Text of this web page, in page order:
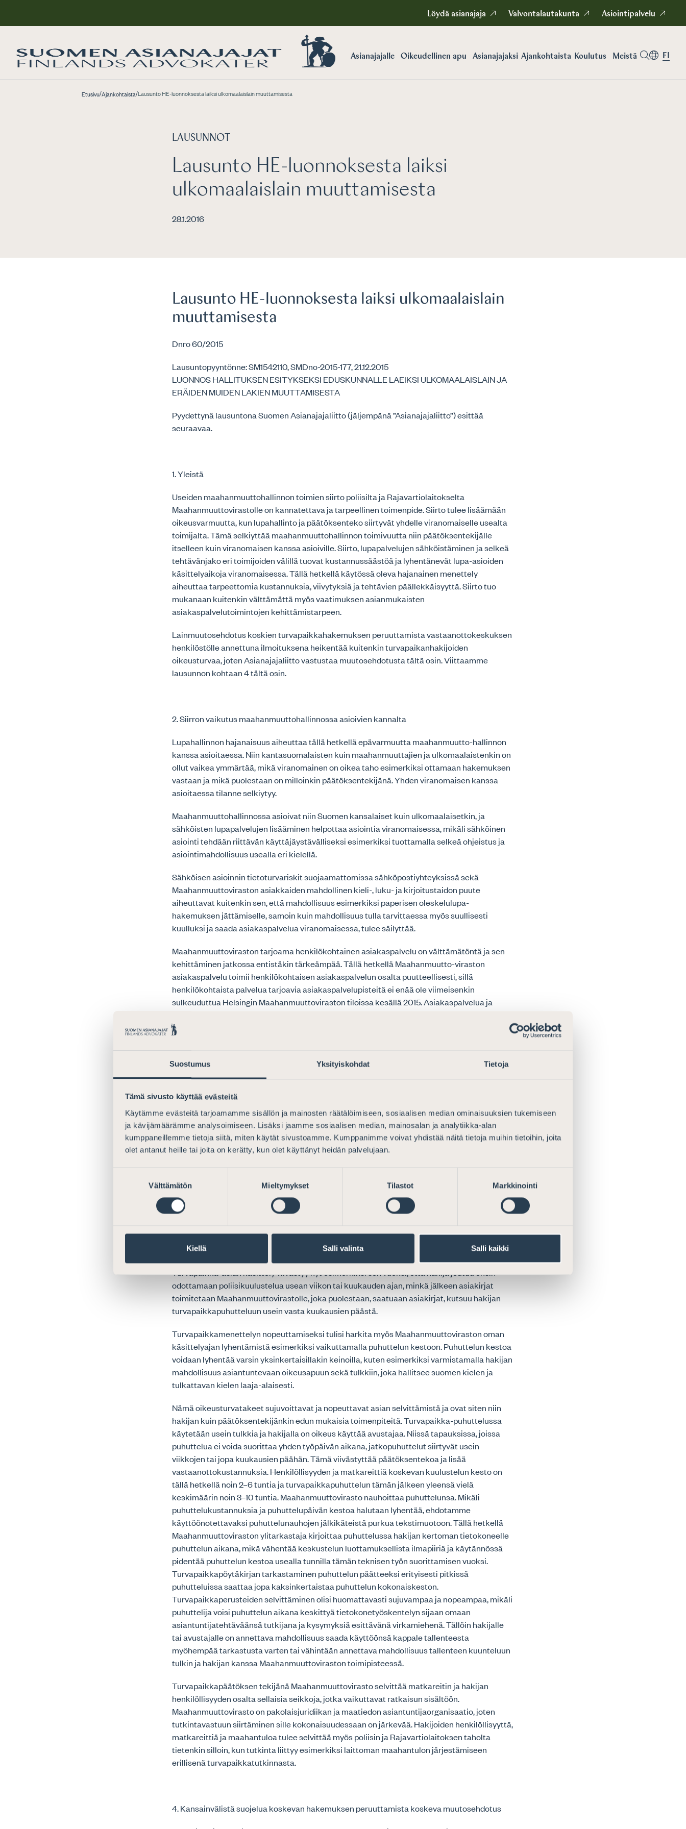
Suostumus Yksityiskohdat Tietoja
Tämä sivusto käyttää evästeitä
Käytämme evästeitä tarjoamamme sisällön ja mainosten räätälöimiseen, sosiaalisen median ominaisuuksien tukemiseen
ja kävijämäärämme analysoimiseen. Lisäksi jaamme sosiaalisen median, mainosalan ja analytiikka-alan
kumppaneillemme tietoja siitä, miten käytät sivustoamme. Kumppanimme voivat yhdistää näitä tietoja muihin tietoihin, joita
olet antanut heille tai joita on kerätty, kun olet käyttänyt heidän palvelujaan.
Välttämätön Mieltymykset Tilastot Markkinointi
Kiellä Salli valinta Salli kaikki
Löydä asianajaja Valvontalautakunta Asiointipalvelu
Asianajajalle Oikeudellinen apu Asianajajaksi Ajankohtaista Koulutus Meistä FI
Etusivu/Ajankohtaista/Lausunto HE-luonnoksesta laiksi ulkomaalaislain muuttamisesta
LAUSUNNOT
Lausunto HE-luonnoksesta laiksi
ulkomaalaislain muuttamisesta
28.1.2016
Lausunto HE-luonnoksesta laiksi ulkomaalaislain
muuttamisesta
Dnro 60/2015
Lausuntopyyntönne: SM1542110, SMDno-2015-177, 21.12.2015
LUONNOS HALLITUKSEN ESITYKSEKSI EDUSKUNNALLE LAEIKSI ULKOMAALAISLAIN JA
ERÄIDEN MUIDEN LAKIEN MUUTTAMISESTA
Pyydettynä lausuntona Suomen Asianajajaliitto (jäljempänä ”Asianajajaliitto”) esittää
seuraavaa.
1. Yleistä
Useiden maahanmuuttohallinnon toimien siirto poliisilta ja Rajavartiolaitokselta
Maahanmuuttovirastolle on kannatettava ja tarpeellinen toimenpide. Siirto tulee lisäämään
oikeusvarmuutta, kun lupahallinto ja päätöksenteko siirtyvät yhdelle viranomaiselle usealta
toimijalta. Tämä selkiyttää maahanmuuttohallinnon toimivuutta niin päätöksentekijälle
itselleen kuin viranomaisen kanssa asioiville. Siirto, lupapalvelujen sähköistäminen ja selkeä
tehtävänjako eri toimijoiden välillä tuovat kustannussäästöä ja lyhentänevät lupa-asioiden
käsittelyaikoja viranomaisessa. Tällä hetkellä käytössä oleva hajanainen menettely
aiheuttaa tarpeettomia kustannuksia, viivytyksiä ja tehtävien päällekkäisyyttä. Siirto tuo
mukanaan kuitenkin välttämättä myös vaatimuksen asianmukaisten
asiakaspalvelutoimintojen kehittämistarpeen.
Lainmuutosehdotus koskien turvapaikkahakemuksen peruuttamista vastaanottokeskuksen
henkilöstölle annettuna ilmoituksena heikentää kuitenkin turvapaikanhakijoiden
oikeusturvaa, joten Asianajajaliitto vastustaa muutosehdotusta tältä osin. Viittaamme
lausunnon kohtaan 4 tältä osin.
2. Siirron vaikutus maahanmuuttohallinnossa asioivien kannalta
Lupahallinnon hajanaisuus aiheuttaa tällä hetkellä epävarmuutta maahanmuutto-hallinnon
kanssa asioitaessa. Niin kantasuomalaisten kuin maahanmuuttajien ja ulkomaalaistenkin on
ollut vaikea ymmärtää, mikä viranomainen on oikea taho esimerkiksi ottamaan hakemuksen
vastaan ja mikä puolestaan on milloinkin päätöksentekijänä. Yhden viranomaisen kanssa
asioitaessa tilanne selkiytyy.
Maahanmuuttohallinnossa asioivat niin Suomen kansalaiset kuin ulkomaalaisetkin, ja
sähköisten lupapalvelujen lisääminen helpottaa asiointia viranomaisessa, mikäli sähköinen
asiointi tehdään riittävän käyttäjäystävälliseksi esimerkiksi tuottamalla selkeä ohjeistus ja
asiointimahdollisuus usealla eri kielellä.
Sähköisen asioinnin tietoturvariskit suojaamattomissa sähköpostiyhteyksissä sekä
Maahanmuuttoviraston asiakkaiden mahdollinen kieli-, luku- ja kirjoitustaidon puute
aiheuttavat kuitenkin sen, että mahdollisuus esimerkiksi paperisen oleskelulupa-
hakemuksen jättämiselle, samoin kuin mahdollisuus tulla tarvittaessa myös suullisesti
kuulluksi ja saada asiakaspalvelua viranomaisessa, tulee säilyttää.
Maahanmuuttoviraston tarjoama henkilökohtainen asiakaspalvelu on välttämätöntä ja sen
kehittäminen jatkossa entistäkin tärkeämpää. Tällä hetkellä Maahanmuutto-viraston
asiakaspalvelu toimii henkilökohtaisen asiakaspalvelun osalta puutteellisesti, sillä
henkilökohtaista palvelua tarjoavia asiakaspalvelupisteitä ei enää ole viimeisenkin
sulkeuduttua Helsingin Maahanmuuttoviraston tiloissa kesällä 2015. Asiakaspalvelua ja
mahdollista maahanmuuttopalveluiden ja sen myötä alan tietotaidon siirtyessä poliisilta
On tärkeää varmistaa, että esimerkiksi haavoittuvassa asemassa olevat turvapaikanhakijat
ja ihmiskaupan uhrit voivat saada henkilökohtaista asiakaspalvelua asiaansa käsittelevältä
viranomaiselta. Neuvonta- ja palvelupisteiden avaaminen kaikkiin uusiin
Maahanmuuttoviraston yksiköihin on välttämätöntä, jotta hallinnon palveluperiaate toteutuu
täysimääräisesti myös lakimuutoksen jälkeen.
3. Siirron vaikutus erityisesti turvapaikanhakijoiden oikeusturvaan
mahdollista jättää poliisille tai Rajavartiolaitokselle viikonpäivästä tai vuorokaudenajasta
riippumatta. Turvapaikkatutkinnan jatkokäsittelyn siirto Maahanmuuttovirastolle on niin
ikään erittäin myönteinen muutos.
Tämänhetkinen menettely, jossa poliisi suorittaa ensin oman tutkintaosuutensa ja sen
jälkeen Maahanmuuttovirasto oman turvapaikkatutkintansa, viivästyttää turvapaikka-
hakemusten käsittelyä ja oikeusvarmaa päätöksentekoa Maahanmuuttovirastossa.
Turvapaikka-asian käsittely viivästyy nyt esimerkiksi sen vuoksi, että hakija joutuu ensin
odottamaan poliisikuulustelua usean viikon tai kuukauden ajan, minkä jälkeen asiakirjat
toimitetaan Maahanmuuttovirastolle, joka puolestaan, saatuaan asiakirjat, kutsuu hakijan
turvapaikkapuhutteluun usein vasta kuukausien päästä.
Turvapaikkamenettelyn nopeuttamiseksi tulisi harkita myös Maahanmuuttoviraston oman
käsittelyajan lyhentämistä esimerkiksi vaikuttamalla puhuttelun kestoon. Puhuttelun kestoa
voidaan lyhentää varsin yksinkertaisillakin keinoilla, kuten esimerkiksi varmistamalla hakijan
mahdollisuus asiantuntevaan oikeusapuun sekä tulkkiin, joka hallitsee suomen kielen ja
tulkattavan kielen laaja-alaisesti.
Nämä oikeusturvatakeet sujuvoittavat ja nopeuttavat asian selvittämistä ja ovat siten niin
hakijan kuin päätöksentekijänkin edun mukaisia toimenpiteitä. Turvapaikka-puhuttelussa
käytetään usein tulkkia ja hakijalla on oikeus käyttää avustajaa. Niissä tapauksissa, joissa
puhuttelua ei voida suorittaa yhden työpäivän aikana, jatkopuhuttelut siirtyvät usein
viikkojen tai jopa kuukausien päähän. Tämä viivästyttää päätöksentekoa ja lisää
vastaanottokustannuksia. Henkilöllisyyden ja matkareittiä koskevan kuulustelun kesto on
tällä hetkellä noin 2–6 tuntia ja turvapaikkapuhuttelun tämän jälkeen yleensä vielä
keskimäärin noin 3–10 tuntia. Maahanmuuttovirasto nauhoittaa puhuttelunsa. Mikäli
puhuttelukustannuksia ja puhuttelupäivän kestoa halutaan lyhentää, ehdotamme
käyttöönotettavaksi puhuttelunauhojen jälkikäteistä purkua tekstimuotoon. Tällä hetkellä
Maahanmuuttoviraston ylitarkastaja kirjoittaa puhuttelussa hakijan kertoman tietokoneelle
puhuttelun aikana, mikä vähentää keskustelun luottamuksellista ilmapiiriä ja käytännössä
pidentää puhuttelun kestoa usealla tunnilla tämän teknisen työn suorittamisen vuoksi.
Turvapaikkapöytäkirjan tarkastaminen puhuttelun päätteeksi erityisesti pitkissä
puhutteluissa saattaa jopa kaksinkertaistaa puhuttelun kokonaiskeston.
Turvapaikkaperusteiden selvittäminen olisi huomattavasti sujuvampaa ja nopeampaa, mikäli
puhuttelija voisi puhuttelun aikana keskittyä tietokonetyöskentelyn sijaan omaan
asiantuntijatehtäväänsä tutkijana ja kysymyksiä esittävänä virkamiehenä. Tällöin hakijalle
tai avustajalle on annettava mahdollisuus saada käyttöönsä kappale tallenteesta
myöhempää tarkastusta varten tai vähintään annettava mahdollisuus tallenteen kuunteluun
tulkin ja hakijan kanssa Maahanmuuttoviraston toimipisteessä.
Turvapaikkapäätöksen tekijänä Maahanmuuttovirasto selvittää matkareitin ja hakijan
henkilöllisyyden osalta sellaisia seikkoja, jotka vaikuttavat ratkaisun sisältöön.
Maahanmuuttovirasto on pakolaisjuridiikan ja maatiedon asiantuntijaorganisaatio, joten
tutkintavastuun siirtäminen sille kokonaisuudessaan on järkevää. Hakijoiden henkilöllisyyttä,
matkareittiä ja maahantuloa tulee selvittää myös poliisin ja Rajavartiolaitoksen taholta
tietenkin silloin, kun tutkinta liittyy esimerkiksi laittoman maahantulon järjestämiseen
erillisenä turvapaikkatutkinnasta.
4. Kansainvälistä suojelua koskevan hakemuksen peruuttamista koskeva muutosehdotus